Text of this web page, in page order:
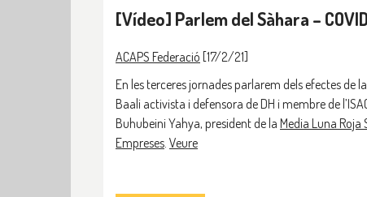
[Vídeo] Parlem del Sàhara –
ACAPS Federació [17/2/21]
En les terceres jornades parlarem dels efectes de
Baali activista i defensora de DH i membre de
Buhubeini Yahya, president de la Media Luna Roja
Empreses. Veure